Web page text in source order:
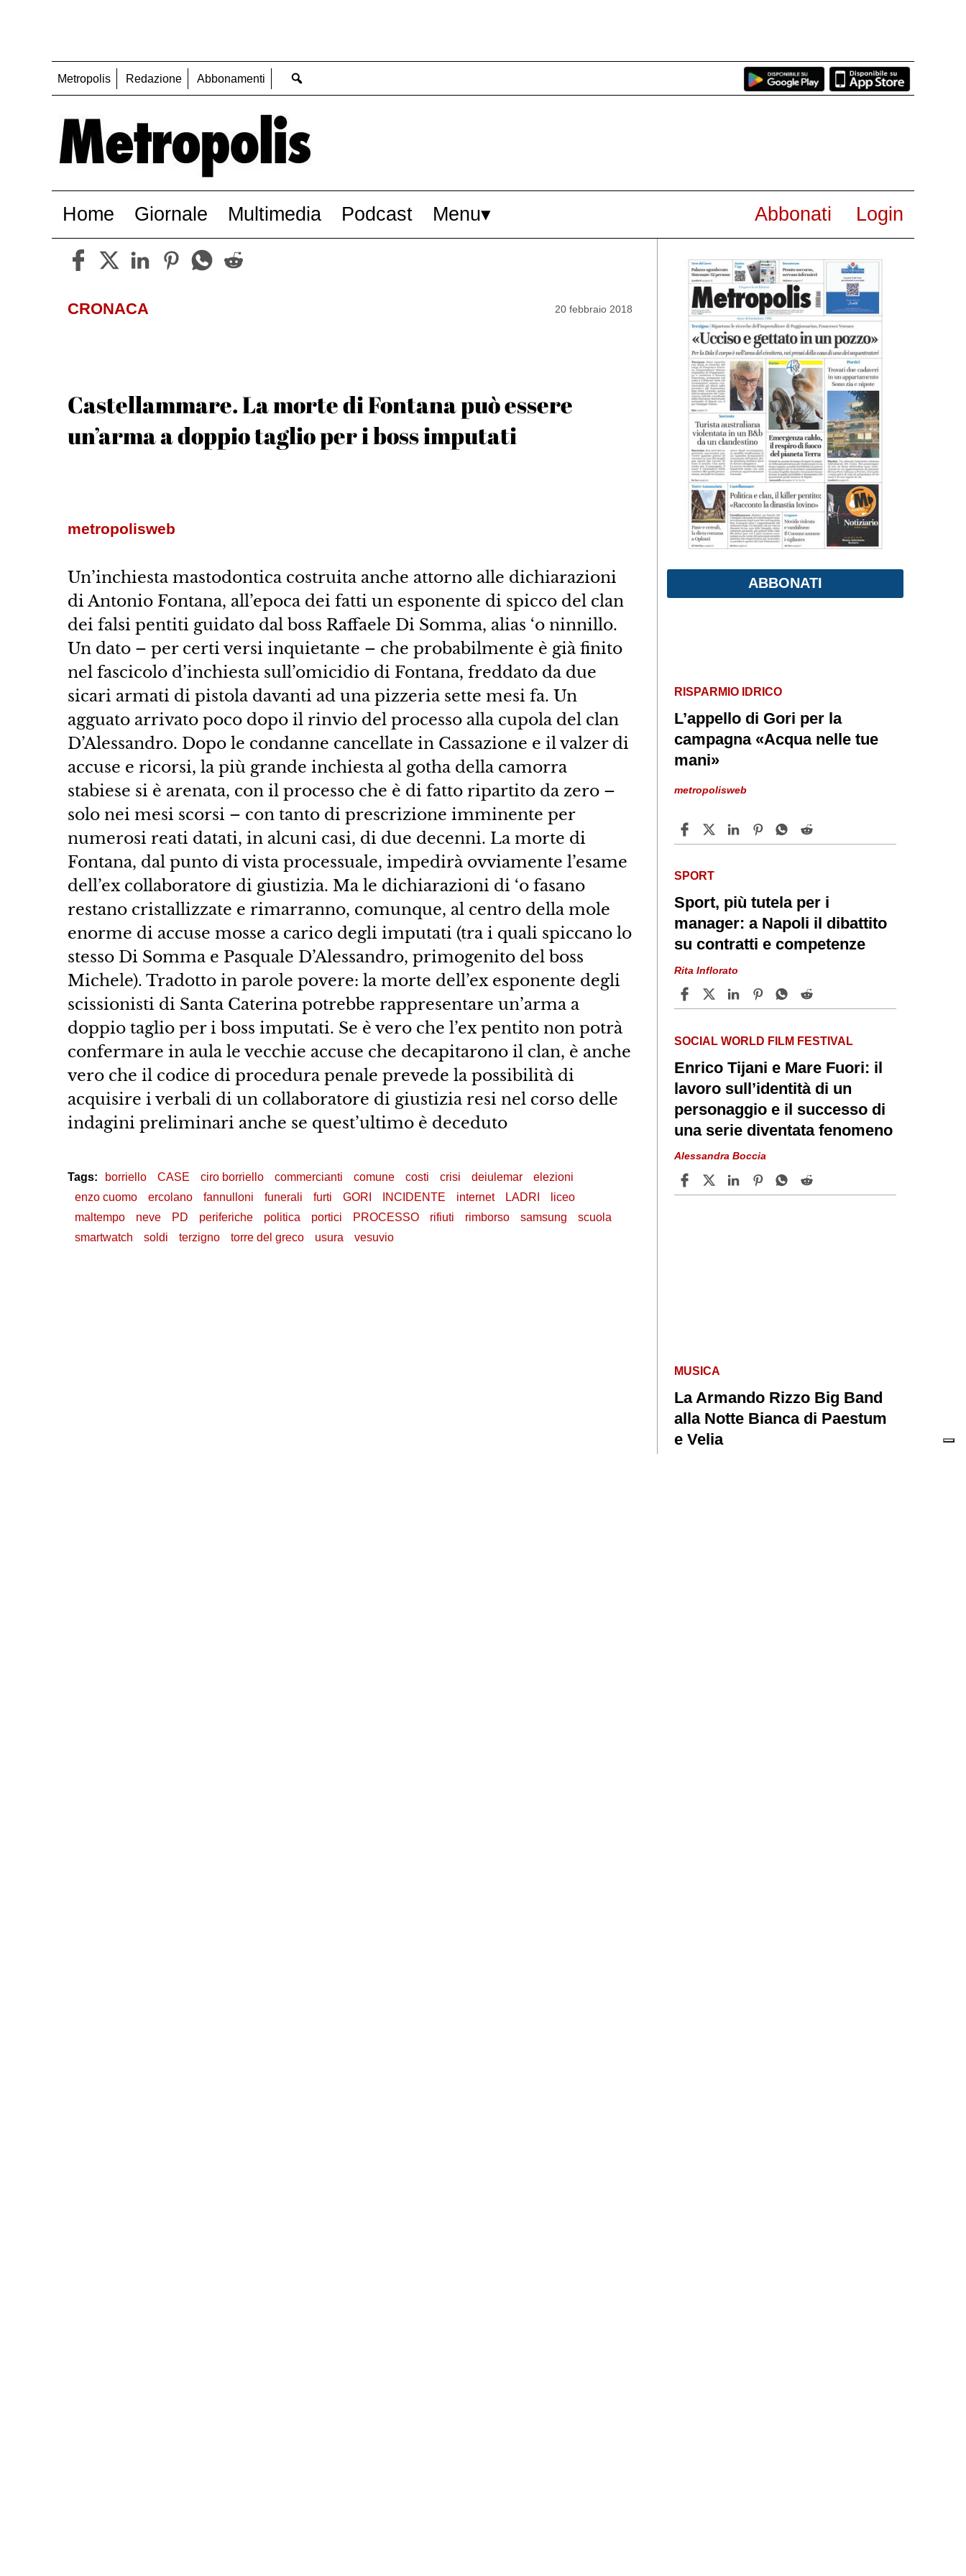
Metropolis Redazione Abbonamenti
Home Giornale Multimedia Podcast Menu Abbonati Login
CRONACA 20 febbraio 2018
Castellammare. La morte di Fontana può essere
un’arma a doppio taglio per i boss imputati
metropolisweb
Un’inchiesta mastodontica costruita anche attorno alle dichiarazioni
di Antonio Fontana, all’epoca dei fatti un esponente di spicco del clan
dei falsi pentiti guidato dal boss Raffaele Di Somma, alias ‘o ninnillo.
Un dato – per certi versi inquietante – che probabilmente è già finito
nel fascicolo d’inchiesta sull’omicidio di Fontana, freddato da due
sicari armati di pistola davanti ad una pizzeria sette mesi fa. Un
agguato arrivato poco dopo il rinvio del processo alla cupola del clan
D’Alessandro. Dopo le condanne cancellate in Cassazione e il valzer di
accuse e ricorsi, la più grande inchiesta al gotha della camorra
stabiese si è arenata, con il processo che è di fatto ripartito da zero –
solo nei mesi scorsi – con tanto di prescrizione imminente per
numerosi reati datati, in alcuni casi, di due decenni. La morte di
Fontana, dal punto di vista processuale, impedirà ovviamente l’esame
dell’ex collaboratore di giustizia. Ma le dichiarazioni di ‘o fasano
restano cristallizzate e rimarranno, comunque, al centro della mole
enorme di accuse mosse a carico degli imputati (tra i quali spiccano lo
stesso Di Somma e Pasquale D’Alessandro, primogenito del boss
Michele). Tradotto in parole povere: la morte dell’ex esponente degli
scissionisti di Santa Caterina potrebbe rappresentare un’arma a
doppio taglio per i boss imputati. Se è vero che l’ex pentito non potrà
confermare in aula le vecchie accuse che decapitarono il clan, è anche
vero che il codice di procedura penale prevede la possibilità di
acquisire i verbali di un collaboratore di giustizia resi nel corso delle
indagini preliminari anche se quest’ultimo è deceduto
Tags: borriello CASE ciro borriello commercianti comune costi crisi deiulemar
elezioni
enzo cuomo
ercolano fannulloni funerali furti GORI INCIDENTE internet LADRI
liceo
maltempo
neve PD periferiche politica portici PROCESSO rifiuti rimborso samsung
scuola
smartwatch
soldi terzigno torre del greco usura vesuvio
ABBONATI
RISPARMIO IDRICO
L’appello di Gori per la
campagna «Acqua nelle tue
mani»
metropolisweb
SPORT
Sport, più tutela per i
manager: a Napoli il dibattito
su contratti e competenze
Rita Inflorato
SOCIAL WORLD FILM FESTIVAL
Enrico Tijani e Mare Fuori: il
lavoro sull’identità di un
personaggio e il successo di
una serie diventata fenomeno
Alessandra Boccia
MUSICA
La Armando Rizzo Big Band
alla Notte Bianca di Paestum
e Velia